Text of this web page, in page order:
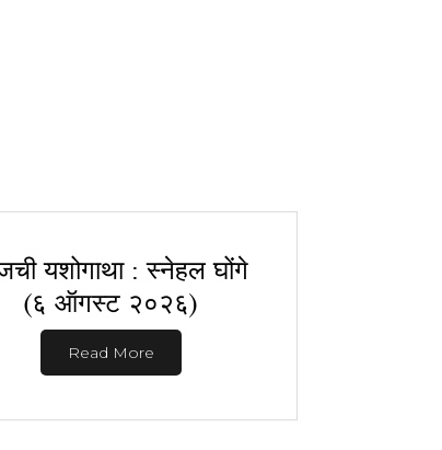
यशोगाथा : स्नेहल घोंगे
(६ ऑगस्ट २०२६)
Read More